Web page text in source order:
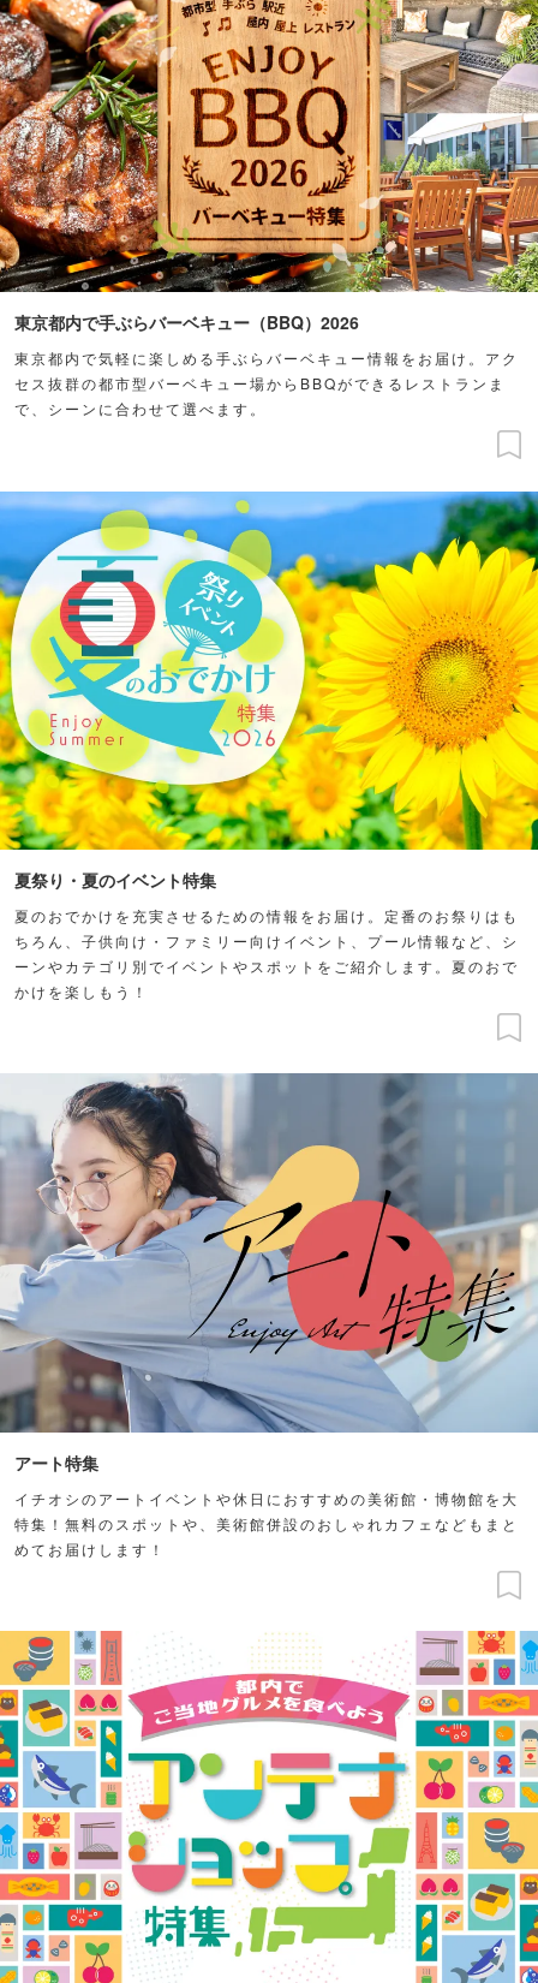
東京都内で手ぶらバーベキュー（BBQ）2026
東京都内で気軽に楽しめる手ぶらバーベキュー情報をお届け。アク
セス抜群の都市型バーベキュー場からBBQができるレストランま
で、シーンに合わせて選べます。
夏祭り・夏のイベント特集
夏のおでかけを充実させるための情報をお届け。定番のお祭りはも
ちろん、子供向け・ファミリー向けイベント、プール情報など、シ
ーンやカテゴリ別でイベントやスポットをご紹介します。夏のおで
かけを楽しもう！
アート特集
イチオシのアートイベントや休日におすすめの美術館・博物館を大
特集！無料のスポットや、美術館併設のおしゃれカフェなどもまと
めてお届けします！